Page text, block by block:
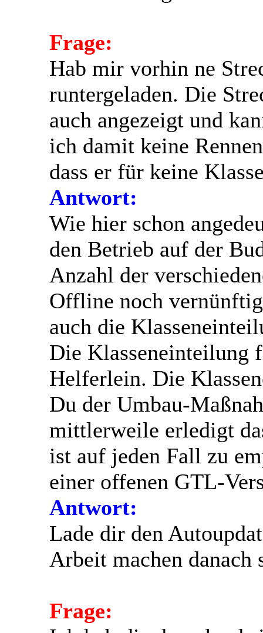
Frage:
Hab mir vorhin ne
runtergeladen. Die
auch angezeigt und
ich damit keine
dass er für keine
Antwort:
Wie hier schon
den Betrieb auf der
Anzahl der
Offline noch
auch die
Die Klasseneinteilung
Helferlein. Die
Du der Umbau-
mittlerweile erledigt
ist auf jeden Fall zu
einer offenen GTL-
Antwort:
Lade dir den
Arbeit machen
Frage: